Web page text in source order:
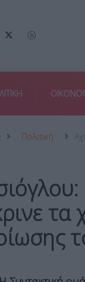
Πολιτική